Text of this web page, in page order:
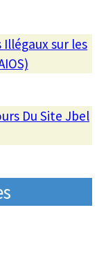
sur les
Du Site Jbel